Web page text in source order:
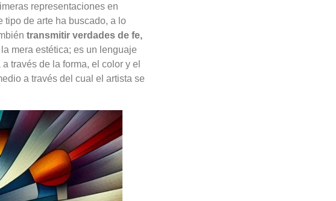
representaciones en
tipo de arte ha buscado, a lo
transmitir verdades de fe,
mera estética; es un lenguaje
través de la forma, el color y el
a través del cual el artista se